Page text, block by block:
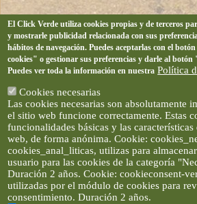
El Click Verde utiliza cookies propias y de terceros
y mostrarle publicidad relacionada con sus
hábitos de navegación. Puedes aceptarlas con el
cookies" o gestionar sus preferencias y darle al
Puedes ver toda la información en nuestra Política
Cookies necesarias
Las cookies necesarias son absolutamente
el sitio web funcione correctamente. Estas
funcionalidades básicas y las
web, de forma anónima. Cookie:
cookies_anal_liticas, utilizas para
usuario para las cookies de la categoría
Duración 2 años. Cookie: cookieconsent-
utilizadas por el módulo de cookies para
consentimiento. Duración 2 años.